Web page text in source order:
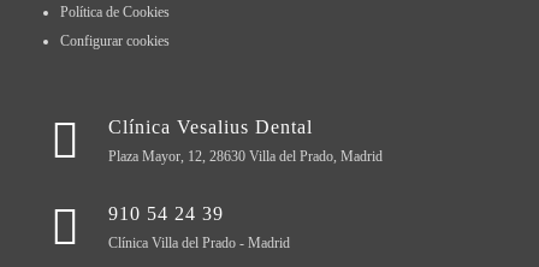
Política de Cookies
Configurar cookies
Clínica Vesalius Dental
Plaza Mayor, 12, 28630 Villa del Prado, Madrid
910 54 24 39
Clínica Villa del Prado - Madrid